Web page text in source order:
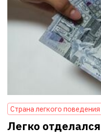
Страна легкого поведения
Легко отделался